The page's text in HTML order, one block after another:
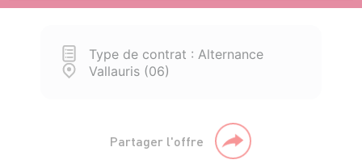
Type de contrat : Alternance
Vallauris (06)
Partager l'offre